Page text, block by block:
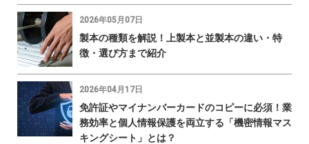
2026年05月07日
製本の種類を解説！上製本と並製本の違い・特
徴・選び方まで紹介
2026年04月17日
免許証やマイナンバーカードのコピーに必須！業
務効率と個人情報保護を両立する「機密情報マス
キングシート」とは？